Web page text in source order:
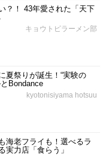
？！ 43年愛された「天下
キョウトピラーメン部
夏祭りが誕生！“実験の
Bondance
kyotonisiyama hotsuu
海老フライも！選べるラ
実力店「食らう」